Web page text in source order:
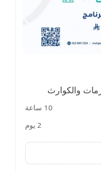
والكوارث
10 ساعة
2 يوم